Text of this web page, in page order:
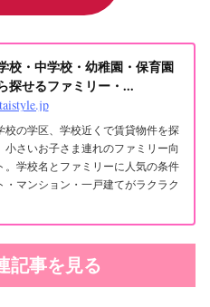
校・中学校・幼稚園・保育園
探せるファミリー・...
校の学区、学校近くで賃貸物件を探
小さいお子さま連れのファミリー向
。学校名とファミリーに人気の条件
・マンション・一戸建てがラクラク
記事を見る